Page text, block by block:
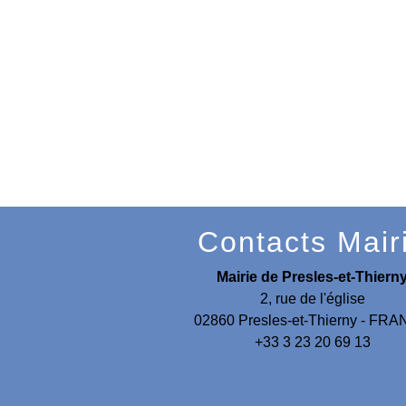
Contacts
Mairie de Presles-et-
2, rue de l'église
02860 Presles-et-Thierny -
+33 3 23 20 69 13